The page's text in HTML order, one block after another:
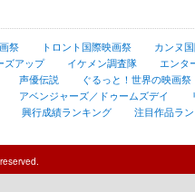
祭 トロント国際映画祭 カンヌ
ズアップ イケメン調査隊 エンタ
声優伝説 ぐるっと！世界の映画祭
アベンジャーズ／ドゥームズデイ
興行成績ランキング 注目作品ラ